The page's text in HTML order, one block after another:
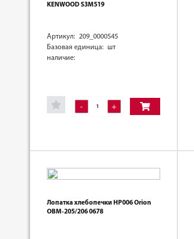
KENWOOD S3M519
Артикул: 209_0000545
Базовая единица: шт
наличие:
- +
Лопатка хлебопечки HP006 Orion
OBM-205/206 0678